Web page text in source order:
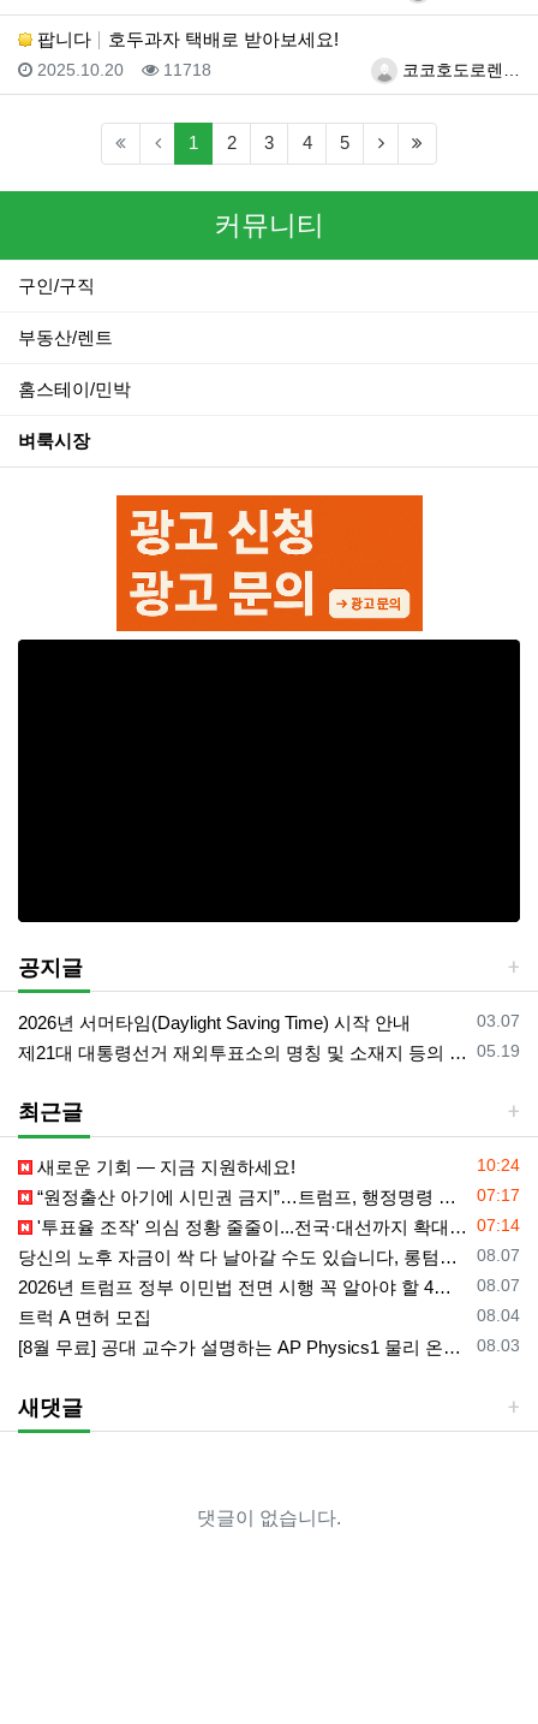
팝니다 호두과자 택배로 받아보세요!
등록자코코호도로렌…
등록일
2025.10.20 조회
11718
1 (current)
2 3 4 5 (next)
커뮤니티
구인/구직
부동산/렌트
홈스테이/민박
벼룩시장
공지글
등록일
03.07
2026년 서머타임(Daylight Saving Time) 시작 안내
등록일
05.19
제21대 대통령선거 재외투표소의 명칭 및 소재지 등의 공고/올랜도 제외 투표소
최근글
등록일
10:24
새로운 기회 — 지금 지원하세요!
등록일
07:17
“원정출산 아기에 시민권 금지”…트럼프, 행정명령 서명
등록일
07:14
'투표율 조작' 의심 정황 줄줄이...전국·대선까지 확대되나
등록일
08.07
당신의 노후 자금이 싹 다 날아갈 수도 있습니다, 롱텀케어 준비 하기
등록일
08.07
2026년 트럼프 정부 이민법 전면 시행 꼭 알아야 할 4가지!!
등록일
08.04
트럭 A 면허 모집
등록일
08.03
[8월 무료] 공대 교수가 설명하는 AP Physics1 물리 온라인 강의
새댓글
댓글이 없습니다.